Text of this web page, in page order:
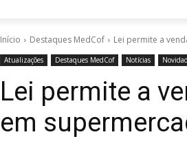
Início Destaques MedCof Lei permite a
Atualizações Destaques MedCof Notícias
Lei permite a
em